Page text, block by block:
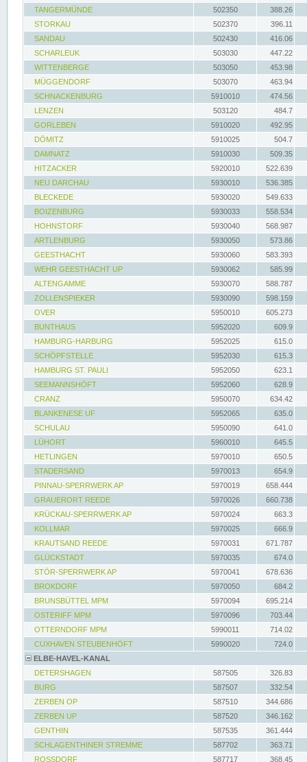
TANGERMÜNDE
502350
388.26
STORKAU
502370
396.11
SANDAU
502430
416.06
SCHARLEUK
503030
447.22
WITTENBERGE
503050
453.98
MÜGGENDORF
503070
463.94
SCHNACKENBURG
5910010
474.56
LENZEN
503120
484.7
GORLEBEN
5910020
492.95
DÖMITZ
5910025
504.7
DAMNATZ
5910030
509.35
HITZACKER
5920010
522.639
NEU DARCHAU
5930010
536.385
BLECKEDE
5930020
549.633
BOIZENBURG
5930033
558.534
HOHNSTORF
5930040
568.987
ARTLENBURG
5930050
573.86
GEESTHACHT
5930060
583.393
WEHR GEESTHACHT UP
5930062
585.99
ALTENGAMME
5930070
588.787
ZOLLENSPIEKER
5930090
598.159
OVER
5950010
605.273
BUNTHAUS
5952020
609.9
HAMBURG-HARBURG
5952025
615.0
SCHÖPFSTELLE
5952030
615.3
HAMBURG ST. PAULI
5952050
623.1
SEEMANNSHÖFT
5952060
628.9
CRANZ
5950070
634.42
BLANKENESE UF
5952065
635.0
SCHULAU
5950090
641.0
LÜHORT
5960010
645.5
HETLINGEN
5970010
650.5
STADERSAND
5970013
654.9
PINNAU-SPERRWERK AP
5970019
658.444
GRAUERORT REEDE
5970026
660.738
KRÜCKAU-SPERRWERK AP
5970024
663.3
KOLLMAR
5970025
666.9
KRAUTSAND REEDE
5970031
671.787
GLÜCKSTADT
5970035
674.0
STÖR-SPERRWERK AP
5970041
678.636
BROKDORF
5970050
684.2
BRUNSBÜTTEL MPM
5970094
695.214
OSTERIFF MPM
5970096
703.44
OTTERNDORF MPM
5990011
714.02
CUXHAVEN STEUBENHÖFT
5990020
724.0
ELBE-HAVEL-KANAL
DETERSHAGEN
587505
326.83
BURG
587507
332.54
ZERBEN OP
587510
344.686
ZERBEN UP
587520
346.162
GENTHIN
587535
361.444
SCHLAGENTHINER STREMME
587702
363.71
ROSSDORF
587717 368.45